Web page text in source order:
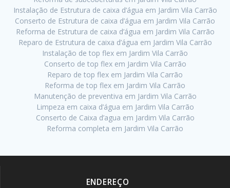
Instalação de Estrutura de caixa d’água em Jardim Vila Carrão
Conserto de Estrutura de caixa d’água em Jardim Vila Carrão
Reforma de Estrutura de caixa d’água em Jardim Vila Carrão
Reparo de Estrutura de caixa d’água em Jardim Vila Carrão
Instalação de top flex em Jardim Vila Carrão
Conserto de top flex em Jardim Vila Carrão
Reparo de top flex em Jardim Vila Carrão
Reforma de top flex em Jardim Vila Carrão
Manutenção de preventiva em Jardim Vila Carrão
Limpeza em caixa d’água em Jardim Vila Carrão
Conserto de Caixa d’agua em Jardim Vila Carrão
Reforma completa em Jardim Vila Carrão
ENDEREÇO